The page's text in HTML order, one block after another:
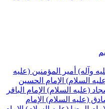
(عليه
الحسين
الإمام الباقر
الإمام